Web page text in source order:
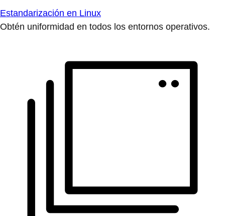
Estandarización en Linux
Obtén uniformidad en todos los entornos operativos.